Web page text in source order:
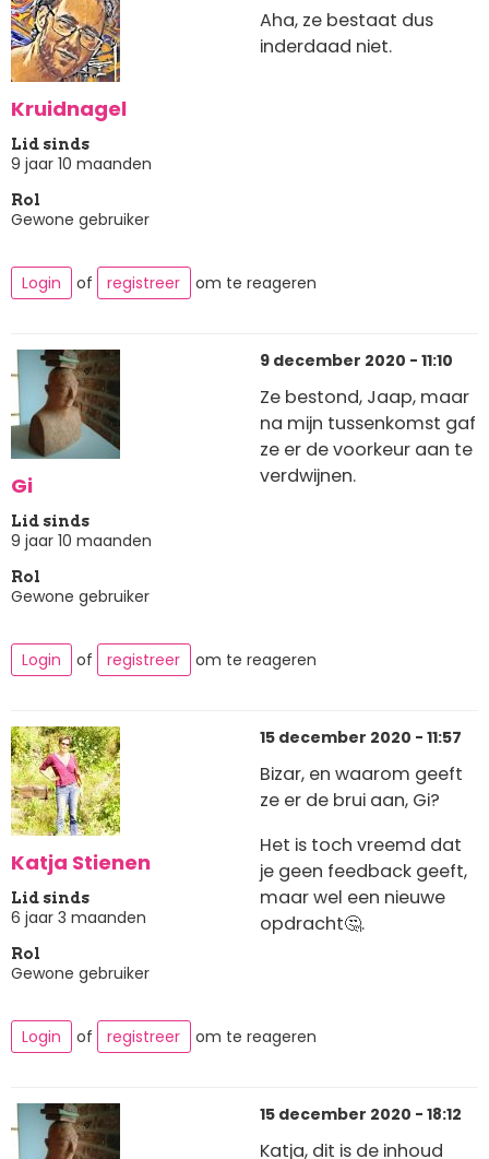
Kruidnagel
Lid sinds
9 jaar 10 maanden
Rol
Gewone gebruiker
Aha, ze bestaat dus
inderdaad niet.
Login of registreer om te reageren
Gi
Lid sinds
9 jaar 10 maanden
Rol
Gewone gebruiker
9 december 2020 - 11:10
Ze bestond, Jaap, maar
na mijn tussenkomst gaf
ze er de voorkeur aan te
verdwijnen.
Login of registreer om te reageren
Katja Stienen
Lid sinds
6 jaar 3 maanden
Rol
Gewone gebruiker
15 december 2020 - 11:57
Bizar, en waarom geeft
ze er de brui aan, Gi?
Het is toch vreemd dat
je geen feedback geeft,
maar wel een nieuwe
opdracht🤔.
Login of registreer om te reageren
15 december 2020 - 18:12
Katja, dit is de inhoud